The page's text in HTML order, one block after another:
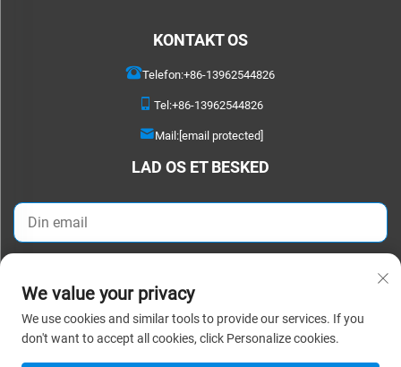
KONTAKT OS
Telefon:+86-13962544826
Tel:+86-13962544826
Mail:[email protected]
LAD OS ET BESKED
Copyright © 2025 Suzhou Detao Textile Co., Ltd. Alle rettigheder forbeholdes. |
Privatlivspolitik
We value your privacy
We use cookies and similar tools to provide our services. If you
don't want to accept all cookies, click Personalize cookies.